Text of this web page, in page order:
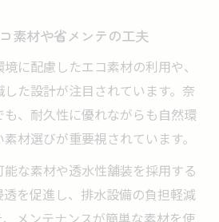
素材や省メンテの工夫
に配慮したエコ素材の利用や、
た設計が注目されています。奈
、耐久性に優れながらも自然環
材選びが重要視されています。
な素材や透水性舗装を採用する
を促進し、排水設備の負担軽減
メンテナンスが簡単な素材を使